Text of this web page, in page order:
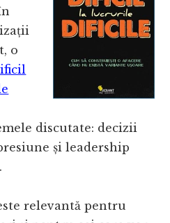
o
discutate: decizii
și leadership
relevantă pentru